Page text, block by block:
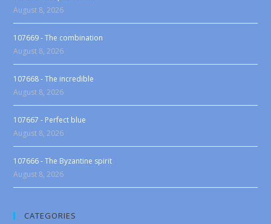
August 8, 2026
107669 - The combination
August 8, 2026
107668 - The incredible
August 8, 2026
107667 - Perfect blue
August 8, 2026
107666 - The Byzantine spirit
August 8, 2026
CATEGORIES